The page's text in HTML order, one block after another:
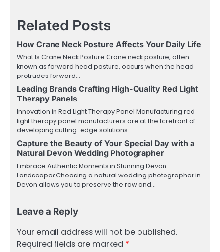
Related Posts
How Crane Neck Posture Affects Your Daily Life
What Is Crane Neck Posture Crane neck posture, often
known as forward head posture, occurs when the head
protrudes forward…
Leading Brands Crafting High-Quality Red Light
Therapy Panels
Innovation in Red Light Therapy Panel Manufacturing red
light therapy panel manufacturers are at the forefront of
developing cutting-edge solutions…
Capture the Beauty of Your Special Day with a
Natural Devon Wedding Photographer
Embrace Authentic Moments in Stunning Devon
LandscapesChoosing a natural wedding photographer in
Devon allows you to preserve the raw and…
Leave a Reply
Your email address will not be published.
Required fields are marked *